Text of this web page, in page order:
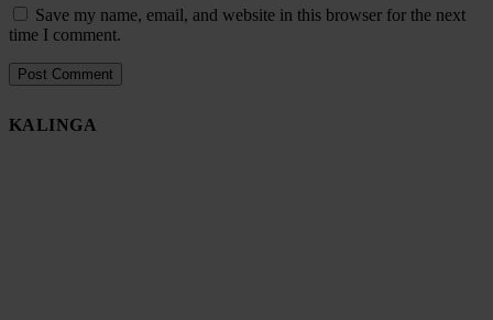
Save my name, email, and website in this browser for the next
time I comment.
KALINGA